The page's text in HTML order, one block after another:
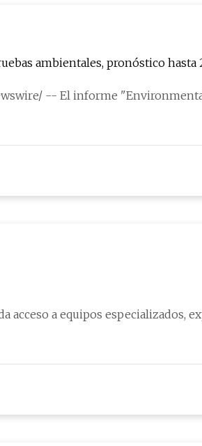
ambientales, pronóstico hasta
-- El informe
a equipos especializados,